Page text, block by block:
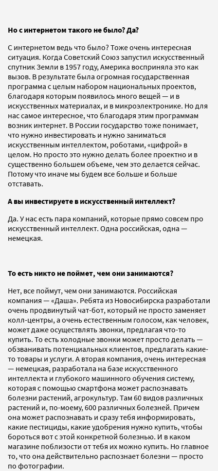
Но с интернетом такого не было? Да?
С интернетом ведь что было? Тоже очень интересная
ситуация. Когда Советский Союз запустил искусственный
спутник Земли в 1957 году, Америка восприняла это как
вызов. В результате была огромная государственная
программа с целым набором национальных проектов,
благодаря которым появилось много вещей — и в
искусственных материалах, и в микроэлектронике. Но для
нас самое интересное, что благодаря этим программам
возник интернет. В России государство тоже понимает,
что нужно инвестировать и нужно заниматься
искусственным интеллектом, роботами, «цифрой» в
целом. Но просто это нужно делать более проектно и в
существенно большем объеме, чем это делается сейчас.
Потому что иначе мы будем все больше и больше
отставать.
А вы инвестируете в искусственный интеллект?
Да. У нас есть пара компаний, которые прямо совсем про
искусственный интеллект. Одна российская, одна —
немецкая.
То есть никто не поймет, чем они занимаются?
Нет, все поймут, чем они занимаются. Российская
компания — «Даша». Ребята из Новосибирска разработали
очень продвинутый чат-бот, который не просто заменяет
колл-центры, а очень естественным голосом, как человек,
может даже осуществлять звонки, предлагая что-то
купить. То есть холодные звонки может просто делать —
обзванивать потенциальных клиентов, предлагать какие-
то товары и услуги. А вторая компания, очень интересная
— немецкая, разработала на базе искусственного
интеллекта и глубокого машинного обучения систему,
которая с помощью смартфона может распознавать
болезни растений, агрокультур. Там 60 видов различных
растений и, по-моему, 600 различных болезней. Причем
она может распознавать и сразу тебя информировать,
какие пестициды, какие удобрения нужно купить, чтобы
бороться вот с этой конкретной болезнью. И в каком
магазине поблизости от тебя их можно купить. Но главное
то, что она действительно распознает болезни — просто
по фотографии.